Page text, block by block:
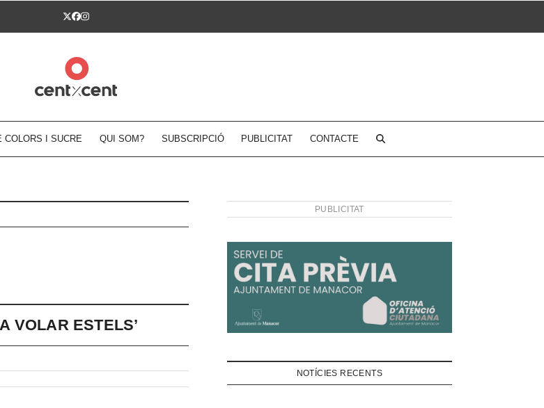
Twitter
Facebook
Instagram
COLORS I SUCRE QUI SOM? SUBSCRIPCIÓ PUBLICITAT CONTACTE
VOLAR ESTELS’
PUBLICITAT
NOTÍCIES RECENTS